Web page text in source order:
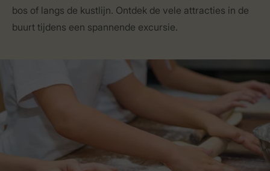
bos of langs de kustlijn. Ontdek de vele attracties in de
buurt tijdens een spannende excursie.